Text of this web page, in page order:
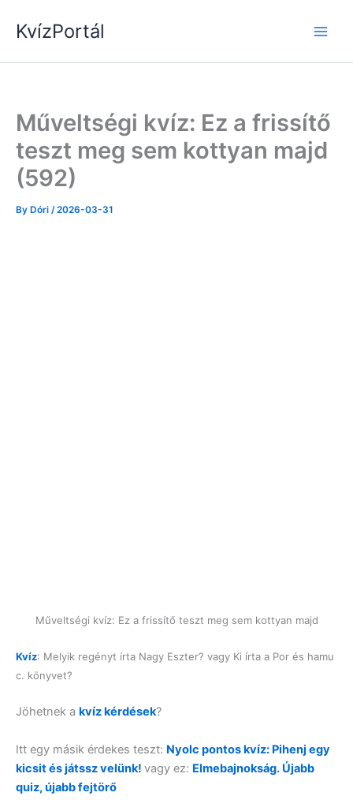
KvízPortál
Műveltségi kvíz: Ez a frissítő
teszt meg sem kottyan majd
(592)
By Dóri /2026-03-31
Műveltségi kvíz: Ez a frissítő teszt meg sem kottyan majd
Kvíz: Melyik regényt írta Nagy Eszter? vagy Ki írta a Por és hamu
c. könyvet?
Jöhetnek a kvíz kérdések?
Itt egy másik érdekes teszt: Nyolc pontos kvíz: Pihenj egy
kicsit és játssz velünk! vagy ez: Elmebajnokság. Újabb
quiz, újabb fejtörő